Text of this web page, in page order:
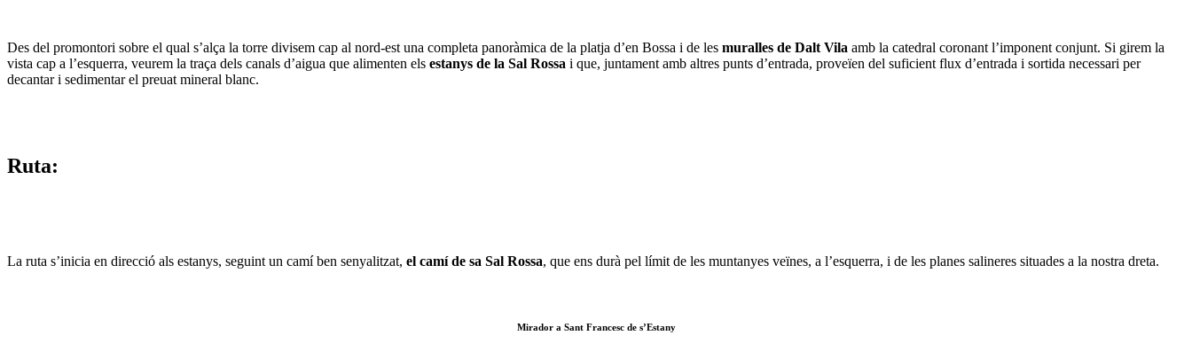
Des del promontori sobre el qual s’alça la torre divisem cap al nord-est una completa panoràmica de la platja d’en Bossa i de les muralles de Dalt Vila amb la catedral coronant l’imponent conjunt. Si girem la
vista cap a l’esquerra, veurem la traça dels canals d’aigua que alimenten els estanys de la Sal Rossa i que, juntament amb altres punts d’entrada, proveïen del suficient flux d’entrada i sortida necessari per
decantar i sedimentar el preuat mineral blanc.
Ruta:
La ruta s’inicia en direcció als estanys, seguint un camí ben senyalitzat, el camí de sa Sal Rossa, que ens durà pel límit de les muntanyes veïnes, a l’esquerra, i de les planes salineres situades a la nostra dreta.
Mirador a Sant Francesc de s’Estany